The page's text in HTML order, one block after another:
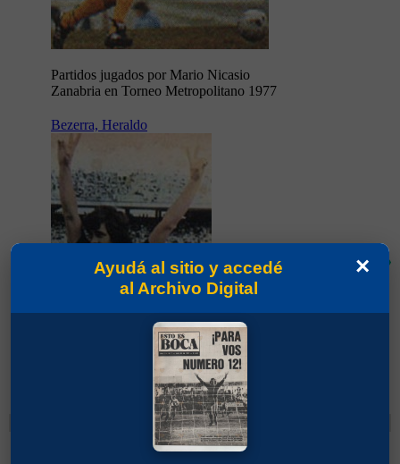
Partidos jugados por Mario Nicasio
Zanabria en Torneo Metropolitano 1977
Bezerra, Heraldo
Partidos jugados por Heraldo Bezerra en
Torneo Metropolitano 1977
66'
Cambios
Alves, Hugo César
×
Ayudá al sitio y accedé
al Archivo Digital